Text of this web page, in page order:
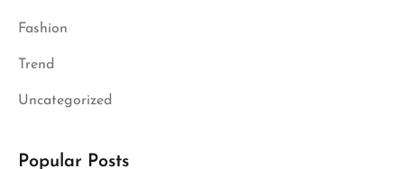
Fashion
Trend
Uncategorized
Popular Posts